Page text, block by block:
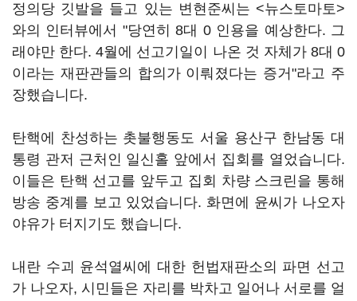
정의당 깃발을 들고 있는 변현준씨는 <뉴스토마토>
와의 인터뷰에서 "당연히 8대 0 인용을 예상한다. 그
래야만 한다. 4월에 선고기일이 나온 것 자체가 8대 0
이라는 재판관들의 합의가 이뤄졌다는 증거"라고 주
장했습니다.
탄핵에 찬성하는 촛불행동도 서울 용산구 한남동 대
통령 관저 근처인 일신홀 앞에서 집회를 열었습니다.
이들은 탄핵 선고를 앞두고 집회 차량 스크린을 통해
방송 중계를 보고 있었습니다. 화면에 윤씨가 나오자
야유가 터지기도 했습니다.
내란 수괴 윤석열씨에 대한 헌법재판소의 파면 선고
가 나오자, 시민들은 자리를 박차고 일어나 서로를 얼